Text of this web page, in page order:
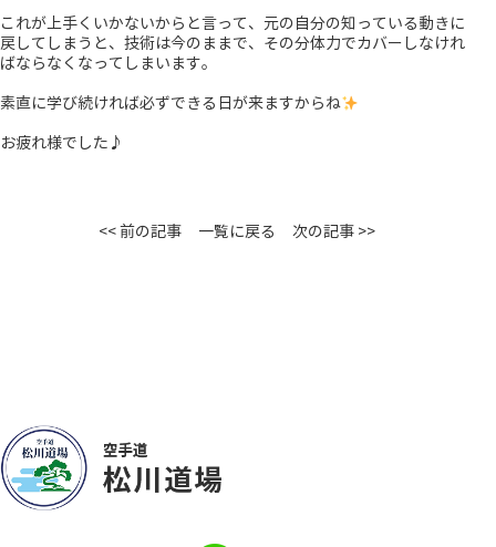
これが上手くいかないからと言って、元の自分の知っている動きに
戻してしまうと、技術は今のままで、その分体力でカバーしなけれ
ばならなくなってしまいます。
素直に学び続ければ必ずできる日が来ますからね
お疲れ様でした♪
<< 前の記事 一覧に戻る 次の記事 >>